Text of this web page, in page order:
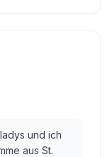
und ich
aus St.